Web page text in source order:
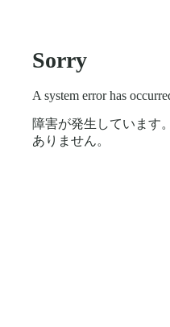
Sorry
A system error has
障害が発生しています
ありません。